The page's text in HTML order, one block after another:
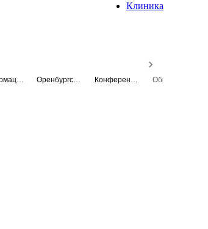
Клиника